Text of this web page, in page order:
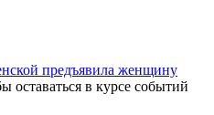
предъявила женщину
оставаться в курсе событий